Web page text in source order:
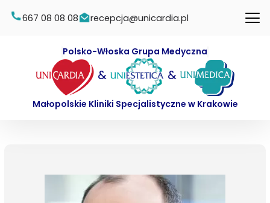
667 08 08 08 recepcja@unicardia.pl
Polsko-Włoska Grupa Medyczna
& &
Małopolskie Kliniki Specjalistyczne w Krakowie